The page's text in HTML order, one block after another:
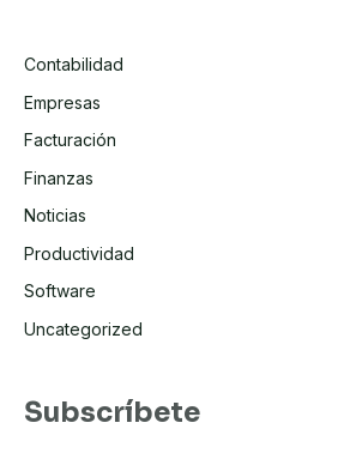
Contabilidad
Empresas
Facturación
Finanzas
Noticias
Productividad
Software
Uncategorized
Subscríbete